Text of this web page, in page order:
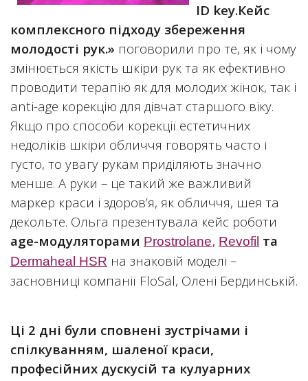
ID key.Кейс
комплексного підходу збереження
молодості рук.» поговорили про те, як і чому
змінюється якість шкіри рук та як ефективно
проводити терапію як для молодих жінок, так і
anti-age корекцію для дівчат старшого віку.
Якщо про способи корекції естетичних
недоліків шкіри обличчя говорять часто і
густо, то увагу рукам приділяють значно
менше. А руки – це такий же важливий
маркер краси і здоров’я, як обличчя, шея та
декольте. Ольга презентувала кейс роботи
age-модуляторами Prostrolane, Revofil та
Dermaheal HSR на знаковій моделі –
засновниці компанії FloSal, Олені Бердинській.
Ці 2 дні були сповнені зустрічами і
спілкуванням, шаленої краси,
професійних дускусій та кулуарних